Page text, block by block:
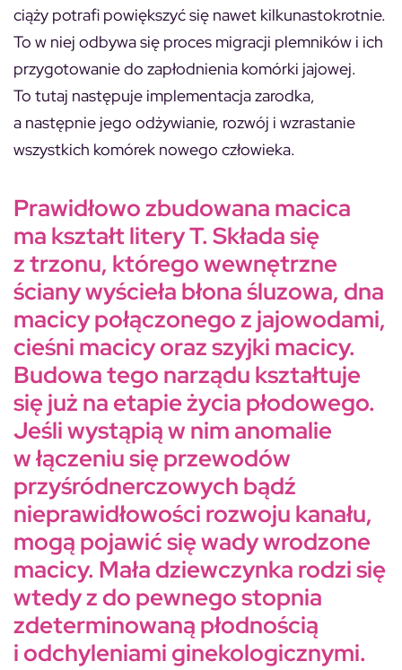
ciąży potrafi powiększyć się nawet kilkunastokrotnie.
To w niej odbywa się proces migracji plemników i ich
przygotowanie do zapłodnienia komórki jajowej.
To tutaj następuje implementacja zarodka,
a następnie jego odżywianie, rozwój i wzrastanie
wszystkich komórek nowego człowieka.
Prawidłowo zbudowana macica
ma kształt litery T. Składa się
z trzonu, którego wewnętrzne
ściany wyścieła błona śluzowa, dna
macicy połączonego z jajowodami,
cieśni macicy oraz szyjki macicy.
Budowa tego narządu kształtuje
się już na etapie życia płodowego.
Jeśli wystąpią w nim anomalie
w łączeniu się przewodów
przyśródnerczowych bądź
nieprawidłowości rozwoju kanału,
mogą pojawić się wady wrodzone
macicy. Mała dziewczynka rodzi się
wtedy z do pewnego stopnia
zdeterminowaną płodnością
i odchyleniami ginekologicznymi.